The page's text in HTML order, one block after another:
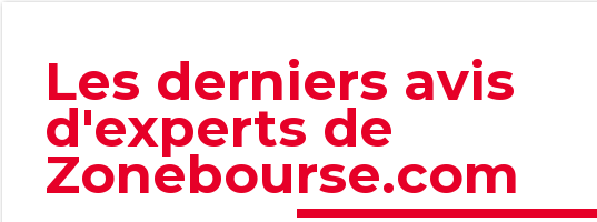
Les derniers avis
d'experts de
Zonebourse.com